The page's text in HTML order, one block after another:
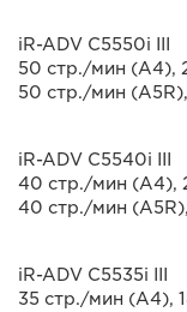
iR-ADV C5550i III
50 стр./мин (A4),
50 стр./мин
iR-ADV C5540i III
40 стр./мин (A4),
40 стр./мин
iR-ADV C5535i III
35 стр./мин (A4),